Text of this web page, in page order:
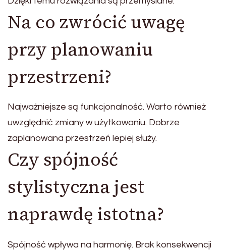
Na co zwrócić uwagę
przy planowaniu
przestrzeni?
Najważniejsze są funkcjonalność. Warto również
uwzględnić zmiany w użytkowaniu. Dobrze
zaplanowana przestrzeń lepiej służy.
Czy spójność
stylistyczna jest
naprawdę istotna?
Spójność wpływa na harmonię. Brak konsekwencji